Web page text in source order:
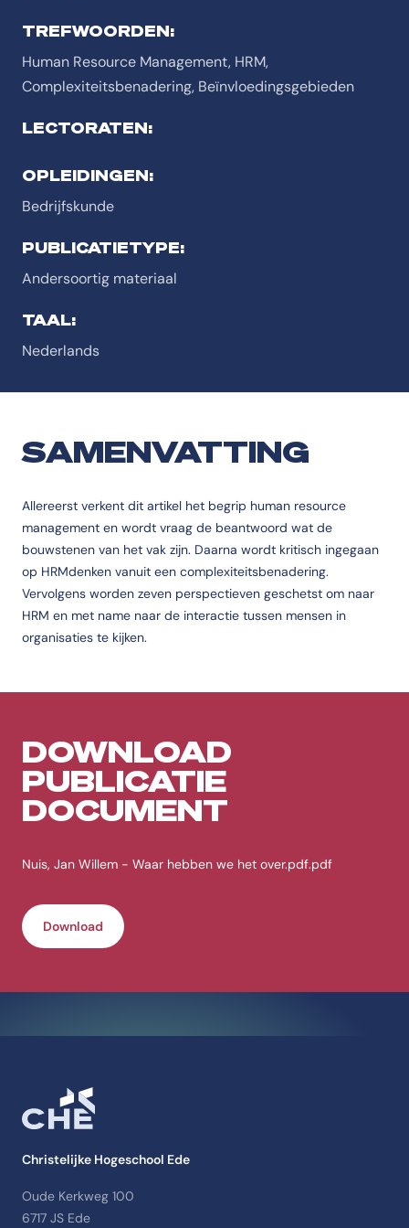
TREFWOORDEN:
Human Resource Management, HRM,
Complexiteitsbenadering, Beïnvloedingsgebieden
LECTORATEN:
OPLEIDINGEN:
Bedrijfskunde
PUBLICATIETYPE:
Andersoortig materiaal
TAAL:
Nederlands
SAMENVATTING
Allereerst verkent dit artikel het begrip human resource
management en wordt vraag de beantwoord wat de
bouwstenen van het vak zijn. Daarna wordt kritisch ingegaan
op HRMdenken vanuit een complexiteitsbenadering.
Vervolgens worden zeven perspectieven geschetst om naar
HRM en met name naar de interactie tussen mensen in
organisaties te kijken.
DOWNLOAD
PUBLICATIE
DOCUMENT
Nuis, Jan Willem - Waar hebben we het over.pdf.pdf
Download
Christelijke Hogeschool Ede
Oude Kerkweg 100
6717 JS Ede